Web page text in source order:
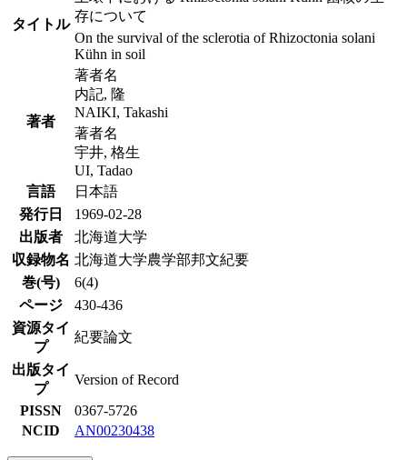
タイトル
存について
On the survival of the sclerotia of Rhizoctonia solani
Kühn in soil
著者
著者名
内記, 隆
NAIKI, Takashi
著者名
宇井, 格生
UI, Tadao
言語
日本語
発行日
1969-02-28
出版者
北海道大学
収録物名 北海道大学農学部邦文紀要
巻(号)
6(4)
ページ
430-436
資源タイ
プ
紀要論文
出版タイ
プ
Version of Record
PISSN
0367-5726
NCID
AN00230438